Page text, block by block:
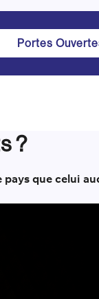
Portes
?
pays que celui